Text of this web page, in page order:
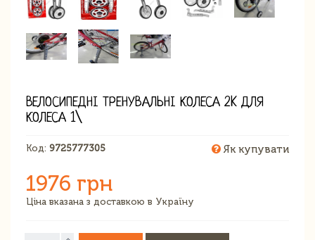
ВЕЛОСИПЕДНІ ТРЕНУВАЛЬНІ КОЛЕСА 2K ДЛЯ
КОЛЕСА 1\
Код: 9725777305 Як купувати
1976 грн
Ціна вказана з доставкою в Україну